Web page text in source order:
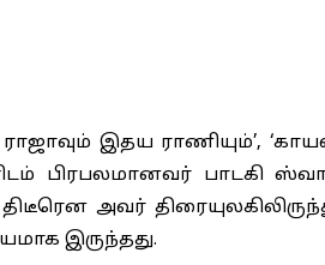
ராஜாவும் இதய ராணியும்’,
பிரபலமானவர் பாடகி
அவர்
இருந்தது.